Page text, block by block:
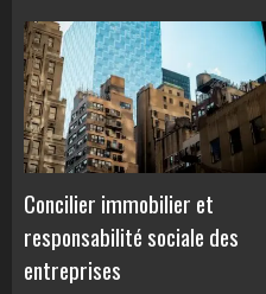
Concilier immobilier et
responsabilité sociale des
entreprises